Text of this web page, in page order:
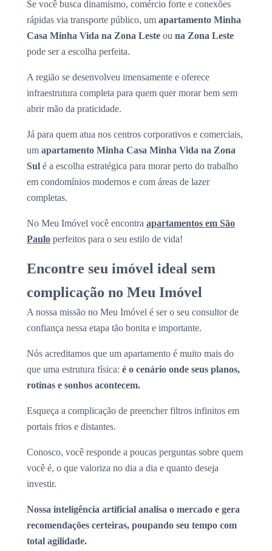
Se você busca dinamismo, comércio forte e conexões
rápidas via transporte público, um apartamento Minha
Casa Minha Vida na Zona Leste ou na Zona Leste
pode ser a escolha perfeita.
A região se desenvolveu imensamente e oferece
infraestrutura completa para quem quer morar bem sem
abrir mão da praticidade.
Já para quem atua nos centros corporativos e comerciais,
um apartamento Minha Casa Minha Vida na Zona
Sul é a escolha estratégica para morar perto do trabalho
em condomínios modernos e com áreas de lazer
completas.
No Meu Imóvel você encontra apartamentos em São
Paulo perfeitos para o seu estilo de vida!
Encontre seu imóvel ideal sem
complicação no Meu Imóvel
A nossa missão no Meu Imóvel é ser o seu consultor de
confiança nessa etapa tão bonita e importante.
Nós acreditamos que um apartamento é muito mais do
que uma estrutura física: é o cenário onde seus planos,
rotinas e sonhos acontecem.
Esqueça a complicação de preencher filtros infinitos em
portais frios e distantes.
Conosco, você responde a poucas perguntas sobre quem
você é, o que valoriza no dia a dia e quanto deseja
investir.
Nossa inteligência artificial analisa o mercado e gera
recomendações certeiras, poupando seu tempo com
total agilidade.